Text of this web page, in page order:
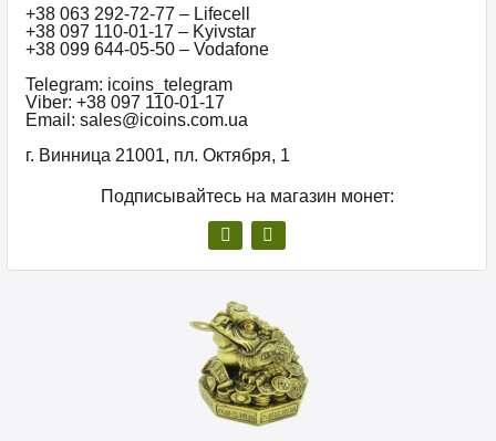
+38 063 292-72-77 – Lifecell
+38 097 110-01-17 – Kyivstar
+38 099 644-05-50 – Vodafone
Telegram: icoins_telegram
Viber: +38 097 110-01-17
Email: sales@icoins.com.ua
г. Винница 21001, пл. Октября, 1
Подписывайтесь на магазин монет: